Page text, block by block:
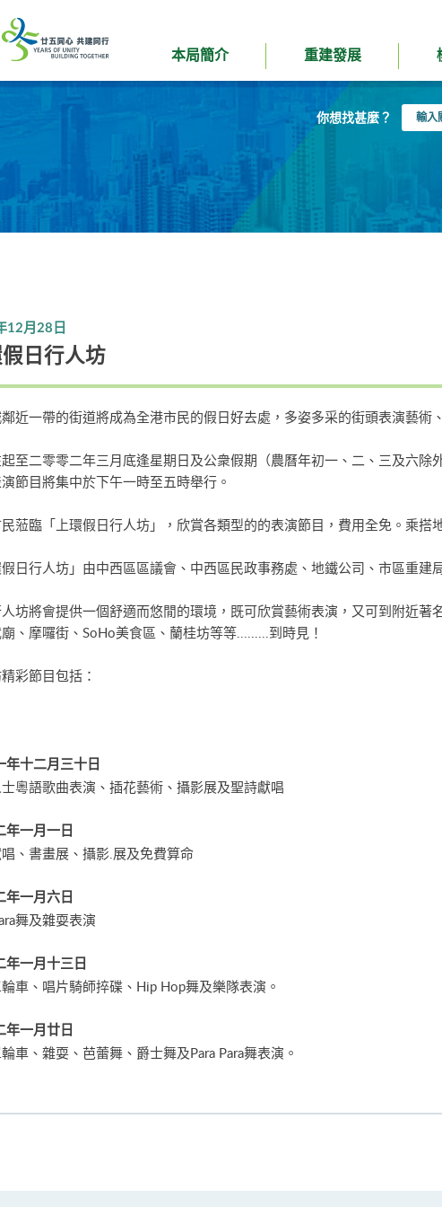
本局簡介 重建發展
你想找甚麼？
入
12月28日
日行人坊
近一帶的街道將成為全港市民的假日好去處，多姿多采的街頭表演藝術
至二零零二年三月底逢星期日及公衆假期（農曆年初一、二、三及六
節目將集中於下午一時至五時舉行。
蒞臨「上環假日行人坊」，欣賞各類型的的表演節目，費用全免。乘搭
假日行人坊」由中西區區議會、中西區民政事務處、地鐵公司、市區重
坊將會提供一個舒適而悠閒的環境，既可欣賞藝術表演，又可到附近
、摩囉街、SoHo美食區、蘭桂坊等等.........到時見！
彩節目包括：
年十二月三十日
粵語歌曲表演、插花藝術、攝影展及聖詩獻唱
年一月一日
、書畫展、攝影.展及免費算命
年一月六日
舞及雜耍表演
年一月十三日
車、唱片騎師捽碟、Hip Hop舞及樂隊表演。
年一月廿日
車、雜耍、芭蕾舞、爵士舞及Para Para舞表演。